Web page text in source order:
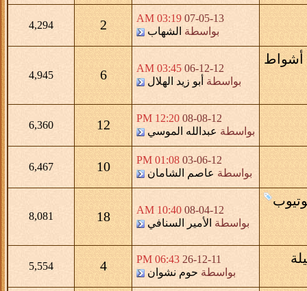
07-05-13
03:19 AM
بواسطة الشهاب 2
4,294
أشواط
06-12-12
03:45 AM
بواسطة أبو زيد الهلال 6
4,945
08-08-12
12:20 PM
بواسطة عبدالله الموسي 12
6,360
03-06-12
01:08 PM
بواسطة عاصم الشامان 10
6,467
08-04-12
10:40 AM
بواسطة الأمير السنافي 18
8,081
26-12-11
06:43 PM
بواسطة حوم نشوان 4
5,554